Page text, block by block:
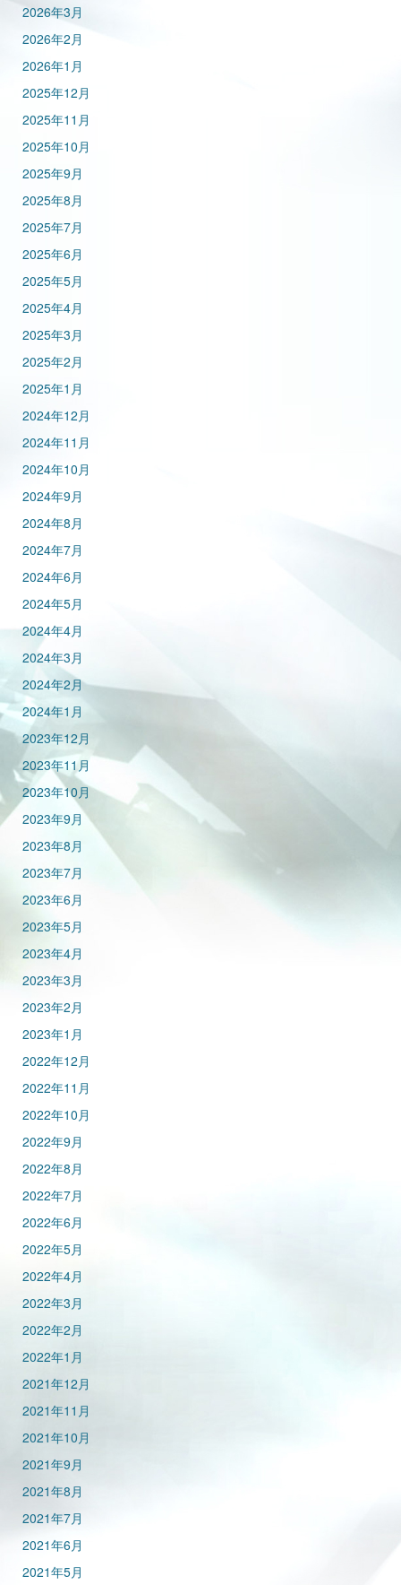
2026年3月
2026年2月
2026年1月
2025年12月
2025年11月
2025年10月
2025年9月
2025年8月
2025年7月
2025年6月
2025年5月
2025年4月
2025年3月
2025年2月
2025年1月
2024年12月
2024年11月
2024年10月
2024年9月
2024年8月
2024年7月
2024年6月
2024年5月
2024年4月
2024年3月
2024年2月
2024年1月
2023年12月
2023年11月
2023年10月
2023年9月
2023年8月
2023年7月
2023年6月
2023年5月
2023年4月
2023年3月
2023年2月
2023年1月
2022年12月
2022年11月
2022年10月
2022年9月
2022年8月
2022年7月
2022年6月
2022年5月
2022年4月
2022年3月
2022年2月
2022年1月
2021年12月
2021年11月
2021年10月
2021年9月
2021年8月
2021年7月
2021年6月
2021年5月